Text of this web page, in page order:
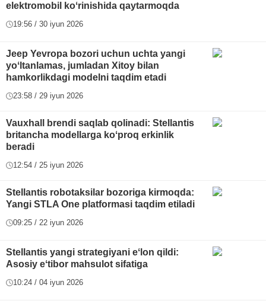
elektromobil koʻrinishida qaytarmoqda
19:56 / 30 iyun 2026
Jeep Yevropa bozori uchun uchta yangi
yoʻltanlamas, jumladan Xitoy bilan
hamkorlikdagi modelni taqdim etadi
23:58 / 29 iyun 2026
Vauxhall brendi saqlab qolinadi: Stellantis
britancha modellarga koʻproq erkinlik
beradi
12:54 / 25 iyun 2026
Stellantis robotaksilar bozoriga kirmoqda:
Yangi STLA One platformasi taqdim etiladi
09:25 / 22 iyun 2026
Stellantis yangi strategiyani eʻlon qildi:
Asosiy eʻtibor mahsulot sifatiga
10:24 / 04 iyun 2026